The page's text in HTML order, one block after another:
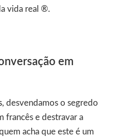
vida real ®.
em
, desvendamos o segredo
francês e destravar a
acha que este é um